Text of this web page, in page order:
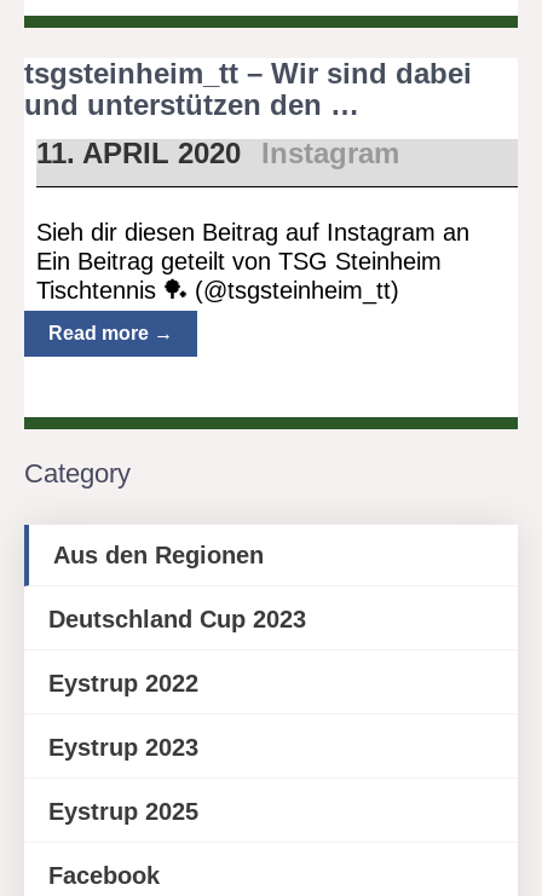
tsgsteinheim_tt – Wir sind dabei
und unterstützen den …
11. APRIL 2020
Instagram
Sieh dir diesen Beitrag auf Instagram an
Ein Beitrag geteilt von TSG Steinheim
Tischtennis 🏓 (@tsgsteinheim_tt)
Read more →
Category
Aus den Regionen
Deutschland Cup 2023
Eystrup 2022
Eystrup 2023
Eystrup 2025
Facebook